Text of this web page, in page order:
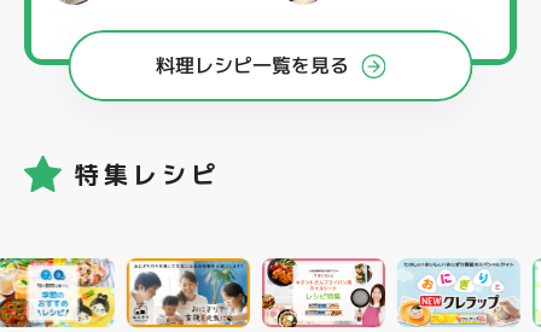
料理レシピ一覧を見る
特集レシピ